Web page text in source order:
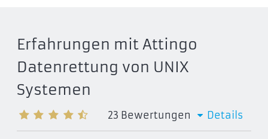
Erfahrungen mit Attingo
Datenrettung von UNIX
Systemen
23 Bewertungen Details